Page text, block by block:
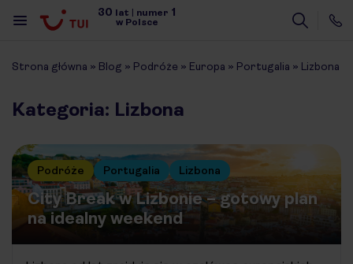
30 lat | numer 1
w Polsce
Strona główna » Blog » Podróże » Europa » Portugalia » Lizbona
Kategoria: Lizbona
Podróże Portugalia Lizbona
City Break w Lizbonie – gotowy plan
na idealny weekend